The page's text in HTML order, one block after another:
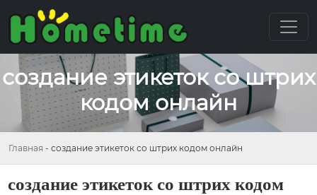
создание этикеток со штрих
кодом онлайн
Главная - создание этикеток со штрих кодом онлайн
создание этикеток со штрих кодом